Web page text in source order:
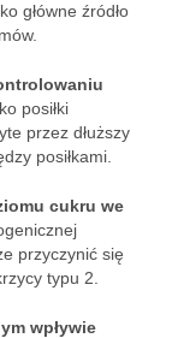
główne źródło
posiłki
przez dłuższy
posiłkami.
cukru we
przyczynić się
typu 2.
wpływie